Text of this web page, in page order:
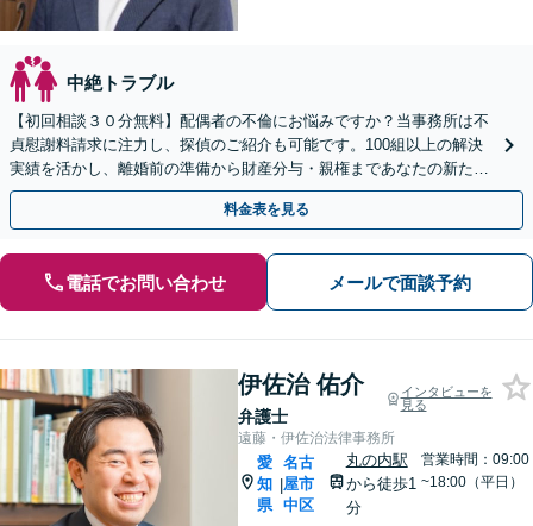
中絶トラブル
【初回相談３０分無料】配偶者の不倫にお悩みですか？当事務所は不
貞慰謝料請求に注力し、探偵のご紹介も可能です。100組以上の解決
実績を活かし、離婚前の準備から財産分与・親権まであなたの新たな
一歩を全力支援。LINE予約も受付中です。
料金表を見る
電話でお問い合わせ メールで面談予約
伊佐治 佑介
弁護士
インタビューを
見る
遠藤・伊佐治法律事務所
愛
知
県
|
名古
屋市
中区
丸の内駅
から徒歩1
分
営業時間：09:00
~18:00（平日）